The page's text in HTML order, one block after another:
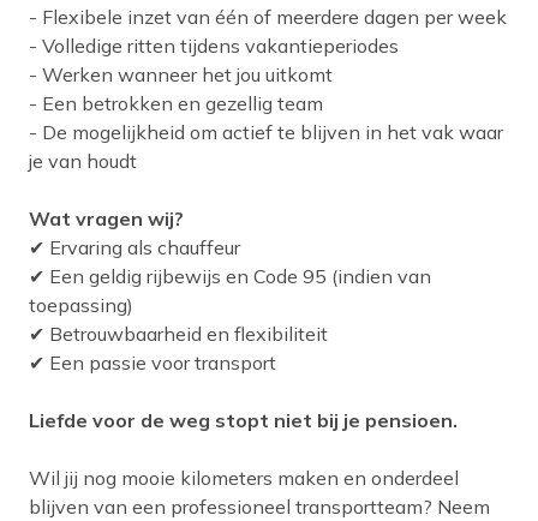
- Flexibele inzet van één of meerdere dagen per week
- Volledige ritten tijdens vakantieperiodes
- Werken wanneer het jou uitkomt
- Een betrokken en gezellig team
- De mogelijkheid om actief te blijven in het vak waar
je van houdt
Wat vragen wij?
✔ Ervaring als chauffeur
✔ Een geldig rijbewijs en Code 95 (indien van
toepassing)
✔ Betrouwbaarheid en flexibiliteit
✔ Een passie voor transport
Liefde voor de weg stopt niet bij je pensioen.
Wil jij nog mooie kilometers maken en onderdeel
blijven van een professioneel transportteam? Neem